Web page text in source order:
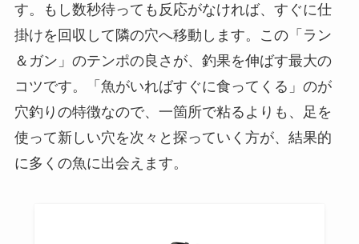
す。もし数秒待っても反応がなければ、すぐに仕
掛けを回収して隣の穴へ移動します。この「ラン
＆ガン」のテンポの良さが、釣果を伸ばす最大の
コツです。「魚がいればすぐに食ってくる」のが
穴釣りの特徴なので、一箇所で粘るよりも、足を
使って新しい穴を次々と探っていく方が、結果的
に多くの魚に出会えます。